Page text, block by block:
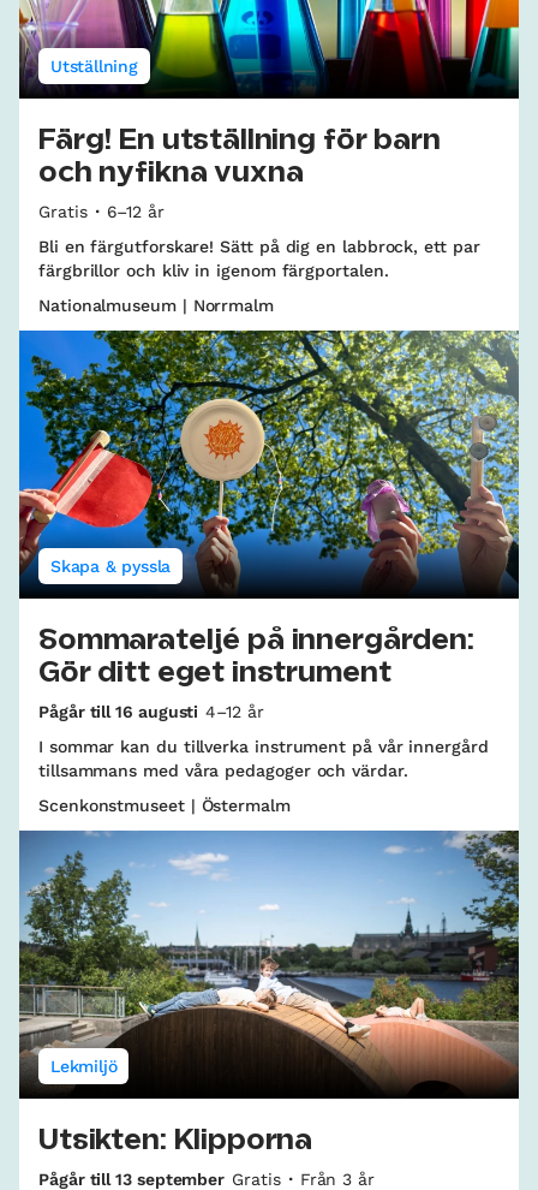
Utställning
Färg! En utställning för barn
och nyfikna vuxna
Gratis
6–12 år
Bli en färgutforskare! Sätt på dig en labbrock, ett par
färgbrillor och kliv in igenom färgportalen.
Nationalmuseum | Norrmalm
Skapa & pyssla
Sommarateljé på innergården:
Gör ditt eget instrument
Pågår till 16 augusti 4–12 år
I sommar kan du tillverka instrument på vår innergård
tillsammans med våra pedagoger och värdar.
Scenkonstmuseet | Östermalm
Lekmiljö
Utsikten: Klipporna
Pågår till 13 september Gratis
Från 3 år